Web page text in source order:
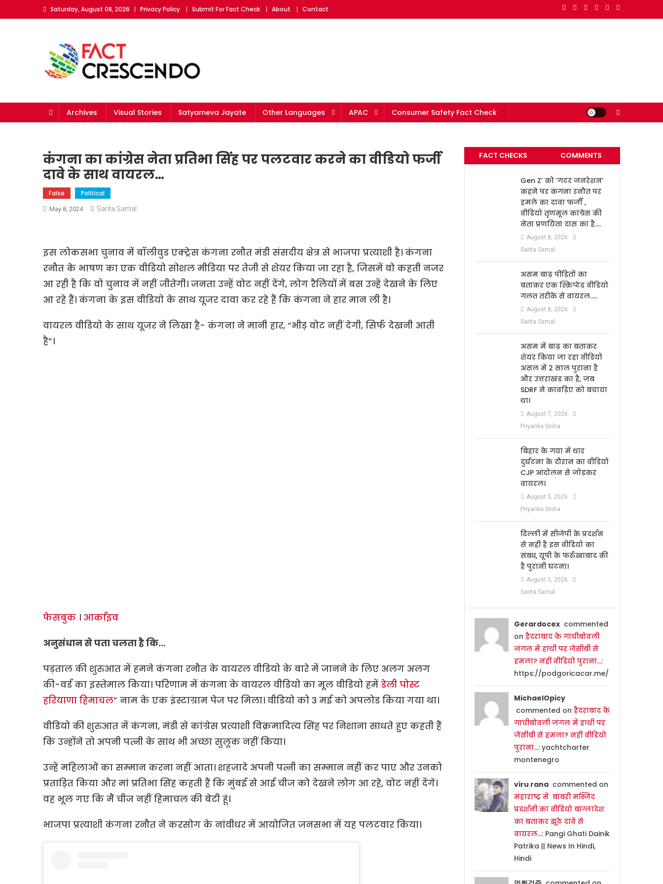
to
Saturday, August 08, 2026 Privacy Policy Submit For Fact Check About Contact
Archives Visual Stories Satyameva Jayate Other Languages APAC Consumer Safety Fact Check
कंगना का कांग्रेस नेता प्रतिभा सिंह पर पलटवार करने का वीडियो फर्जी
दावे के साथ वायरल…
False Political
May 8, 2024 Sarita Samal
इस लोकसभा चुनाव में बॉलीवुड एक्ट्रेस कंगना रनौत मंडी संसदीय क्षेत्र से भाजपा प्रत्याशी है। कंगना
रनौत के भाषण का एक वीडियो सोशल मीडिया पर तेजी से शेयर किया जा रहा है, जिसमें वो कहती नजर
आ रही है कि वो चुनाव में नहीं जीतेगी। जनता उन्हें वोट नहीं देंगे, लोग रैलियों में बस उन्हें देखने के लिए
आ रहे हैं। कंगना के इस वीडियो के साथ यूजर दावा कर रहे हैं कि कंगना ने हार मान ली है।
वायरल वीडियो के साथ यूजर ने लिखा है- कंगना ने मानी हार, “भीड़ वोट नहीं देगी, सिर्फ देखनी आती
है”।
फेसबुक । आर्काइव
अनुसंधान से पता चलता है कि…
पड़ताल की शुरुआत में हमने कंगना रनौत के वायरल वीडियो के बारे में जानने के लिए अलग अलग
की-वर्ड का इस्तेमाल किया। परिणाम में कंगना के वायरल वीडियो का मूल वीडियो हमें डेली पोस्ट
हरियाणा हिमाचल” नाम के एक इंस्टाग्राम पेज पर मिला। वीडियो को 3 मई को अपलोड किया गया था।
वीडियो की शुरुआत में कंगना, मंडी से कांग्रेस प्रत्याशी विक्रमादित्य सिंह पर निशाना साधते हुए कहती हैं
कि उन्होंने तो अपनी पत्नी के साथ भी अच्छा सुलूक नहीं किया।
उन्हें महिलाओं का सम्मान करना नहीं आता। शहजादे अपनी पत्नी का सम्मान नहीं कर पाए और उनको
प्रताड़ित किया और मां प्रतिभा सिंह कहती हैं कि मुंबई से आई चीज को देखने लोग आ रहे, वोट नहीं देंगे।
वह भूल गए कि मैं चीज नहीं हिमाचल की बेटी हूं।
भाजपा प्रत्याशी कंगना रनौत ने करसोग के नांवीधर में आयोजित जनसभा में यह पलटवार किया।
FACT CHECKS COMMENTS
Gen Z’ को ‘गटर जनरेशन’
कहने पर कंगना रनौत पर
हमले का दावा फर्जी ,
वीडियो तृणमूल कांग्रेस की
नेता प्रणयिता दास का है….
August 8, 2026
Sarita Samal
असम बाढ़ पीड़ितों का
बताकर एक स्क्रिप्टेड वीडियो
गलत तरीके से वायरल…..
August 8, 2026
Sarita Samal
असम में बाढ़ का बताकर
शेयर किया जा रहा वीडियो
असल में 2 साल पुराना है
और उत्तराखंड का है, जब
SDRF ने कांवड़िए को बचाया
था।
August 7, 2026
Priyanka Sinha
बिहार के गया में थार
दुर्घटना के दौरान का वीडियो
CJP आंदोलन से जोड़कर
वायरल।
August 5, 2026
Priyanka Sinha
दिल्ली में सीजेपी के प्रदर्शन
से नहीं है इस वीडियो का
संबंध, यूपी के फर्रुखाबाद की
है पुरानी घटना।
August 5, 2026
Sarita Samal
Gerardocexcommented
on हैदराबाद के गाचीबोवली
जंगल में हाथी पर जेसीबी से
हमला? नहीं वीडियो पुराना…:
https://podgoricacar.me/
MichaelOpicy
commented on हैदराबाद के
गाचीबोवली जंगल में हाथी पर
जेसीबी से हमला? नहीं वीडियो
पुराना…: yachtcharter
montenegro
viru ranacommented on
महाराष्ट्र में बाबरी मस्जिद
प्रदर्शनी का वीडियो बांग्लादेश
का बताकर झूठे दावे से
वायरल…: Pangi Ghati Dainik
Patrika || News In Hindi,
Hindi